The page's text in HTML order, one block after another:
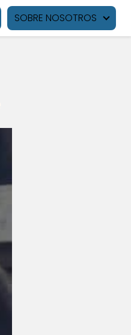
SOBRE NOSOTROS